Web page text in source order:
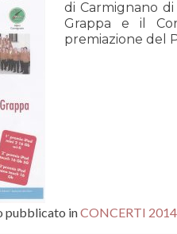
di Carmignano
Grappa e il
premiazione del
pubblicato inCONCERTI 2014